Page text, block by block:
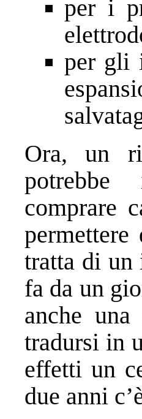
per i
per gli
Ora, un
potrebbe
comprare
tratta di un
fa da un
anche
tradursi in
effetti un
due anni